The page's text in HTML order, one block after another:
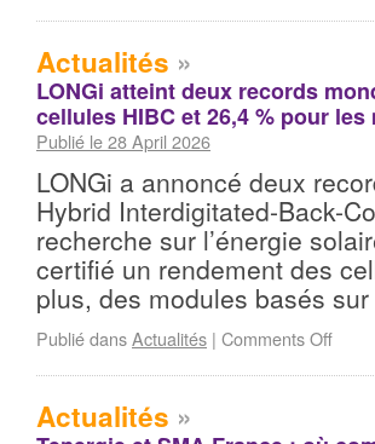
Actualités »
LONGi atteint deux records
cellules HIBC et 26,4 % pour les
Publié le 28 April 2026
LONGi a annoncé deux
Hybrid Interdigitated-Back-
recherche sur l’énergie
certifié un rendement des
plus, des modules basés
Publié dansActualités | Comments Off
Actualités »